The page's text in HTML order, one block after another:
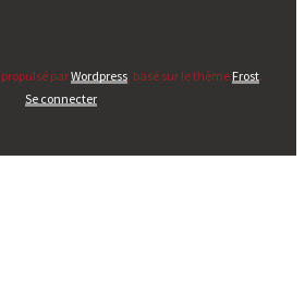
, propulsé parWordpress , basé sur le thème Frost.
Se connecter